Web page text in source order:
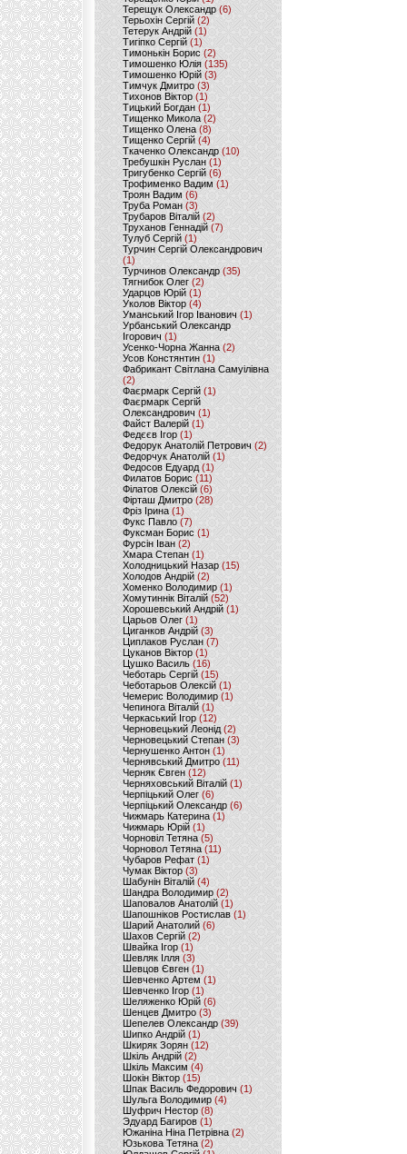
Терещук Олександр(6)
Терьохін Сергій (2)
Тетерук Андрій (1)
Тигіпко Сергій(1)
Тимонькін Борис (2)
Тимошенко Юлія (135)
Тимошенко Юрій(3)
Тимчук Дмитро (3)
Тихонов Віктор (1)
Тицький Богдан (1)
Тищенко Микола (2)
Тищенко Олена (8)
Тищенко Сергій (4)
Ткаченко Олександр (10)
Требушкін Руслан (1)
Тригубенко Сергій(6)
Трофименко Вадим (1)
Троян Вадим (6)
Труба Роман(3)
Трубаров Віталій (2)
Труханов Геннадій (7)
Тулуб Сергій(1)
Турчин Сергій Олександрович
(1)
Турчинов Олександр(35)
Тягнибок Олег (2)
Ударцов Юрій (1)
Уколов Віктор(4)
Уманський Ігор Іванович(1)
Урбанський Олександр
Ігорович (1)
Усенко-Чорна Жанна (2)
Усов Констянтин(1)
Фабрикант Світлана Самуілівна
(2)
Фаєрмарк Сергій(1)
Фаєрмарк Сергій
Олександрович (1)
Файст Валерій(1)
Федєєв Ігор (1)
Федорук Анатолій Петрович (2)
Федорчук Анатолій (1)
Федосов Едуард (1)
Филатов Борис (11)
Філатов Олексій (6)
Фірташ Дмитро (28)
Фріз Ірина (1)
Фукс Павло (7)
Фуксман Борис (1)
Фурсін Іван (2)
Хмара Степан(1)
Холодницький Назар(15)
Холодов Андрій (2)
Хоменко Володимир (1)
Хомутиннік Віталій (52)
Хорошевський Андрій (1)
Царьов Олег (1)
Циганков Андрій (3)
Циплаков Руслан(7)
Цуканов Віктор (1)
Цушко Василь (16)
Чеботарь Сергій (15)
Чеботарьов Олексій (1)
Чемерис Володимир (1)
Чепинога Віталій (1)
Черкаський Ігор (12)
Черновецький Леонід(2)
Черновецький Степан (3)
Чернушенко Антон (1)
Чернявський Дмитро(11)
Черняк Євген(12)
Черняховський Віталій (1)
Черпіцький Олег (6)
Черпіцький Олександр (6)
Чижмарь Катерина (1)
Чижмарь Юрій (1)
Чорновіл Тетяна (5)
Чорновол Тетяна (11)
Чубаров Рефат (1)
Чумак Віктор(3)
Шабунін Віталій (4)
Шандра Володимир (2)
Шаповалов Анатолій(1)
Шапошніков Ростислав(1)
Шарий Анатолий(6)
Шахов Сергій(2)
Швайка Ігор (1)
Шевляк Ілля (3)
Шевцов Євген (1)
Шевченко Артем(1)
Шевченко Ігор(1)
Шеляженко Юрій (6)
Шенцев Дмитро (3)
Шепелев Олександр (39)
Шипко Андрій(1)
Шкиряк Зорян(12)
Шкіль Андрій(2)
Шкіль Максим (4)
Шокін Віктор (15)
Шпак Василь Федорович (1)
Шульга Володимир (4)
Шуфрич Нестор(8)
Эдуард Багиров (1)
Южаніна Ніна Петрівна (2)
Юзькова Тетяна(2)